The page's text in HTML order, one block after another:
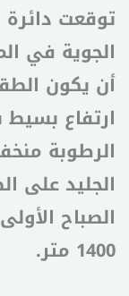
توقعت
الجوية في
أن يكون
ارتفاع
الرطوبة
الجليد على
الصباح
1400 متر.